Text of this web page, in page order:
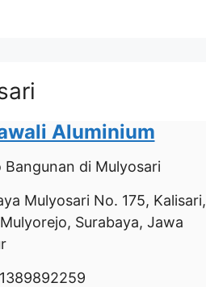
Aluminium
Bangunan di Mulyosari
Mulyosari No. 175, Kalisari,
Surabaya, Jawa